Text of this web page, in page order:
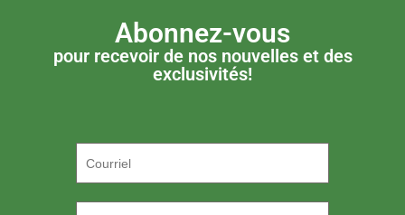
Abonnez-vous
pour recevoir de nos nouvelles et des
exclusivités!